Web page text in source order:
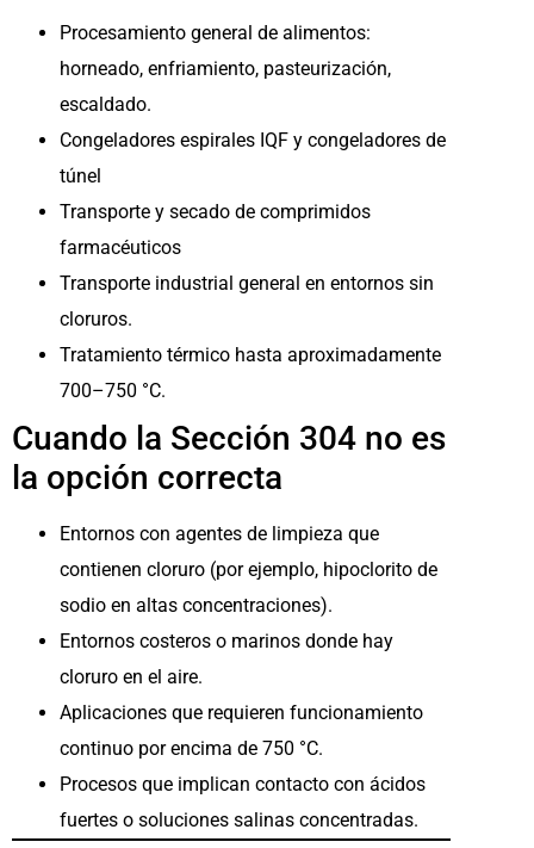
Procesamiento general de alimentos:
horneado, enfriamiento, pasteurización,
escaldado.
Congeladores espirales IQF y congeladores de
túnel
Transporte y secado de comprimidos
farmacéuticos
Transporte industrial general en entornos sin
cloruros.
Tratamiento térmico hasta aproximadamente
700–750 °C.
Cuando la Sección 304 no es
la opción correcta
Entornos con agentes de limpieza que
contienen cloruro (por ejemplo, hipoclorito de
sodio en altas concentraciones).
Entornos costeros o marinos donde hay
cloruro en el aire.
Aplicaciones que requieren funcionamiento
continuo por encima de 750 °C.
Procesos que implican contacto con ácidos
fuertes o soluciones salinas concentradas.